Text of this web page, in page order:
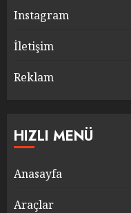
Instagram
İletişim
Reklam
HIZLI MENÜ
Anasayfa
Araçlar